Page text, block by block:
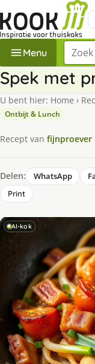
Menu Zoek
Spek met
U bent hier: Home ›
Ontbijt & Lunch
Recept van fijnproever
Delen: WhatsApp
Print
AI-kok